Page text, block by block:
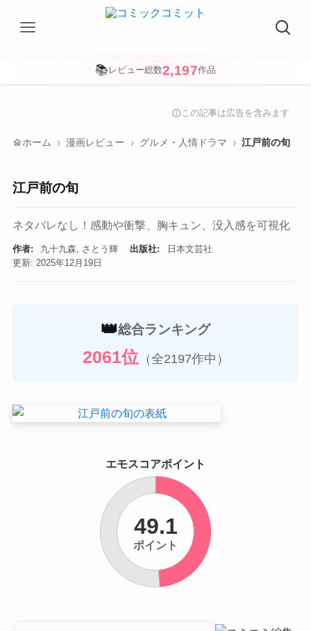
📚 レビュー総数2,197作品
info この記事は広告を含みます
home ホーム 漫画レビュー グルメ・人情ドラマ 江戸前の旬
江戸前の旬
ネタバレなし！感動や衝撃、胸キュン、没入感を可視化
作者: 九十九森, さとう輝 出版社:
日本文芸社
更新: 2025年12月19日
👑総合ランキング
2061位（全2197作中）
エモスコアポイント
49.1
ポイント